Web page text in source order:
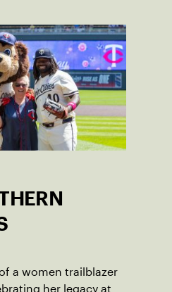
a women trailblazer
her legacy at